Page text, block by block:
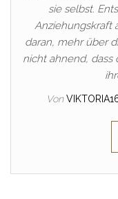
sie selbst.
Anziehungskraft
daran, mehr über
nicht ahnend, dass
Von